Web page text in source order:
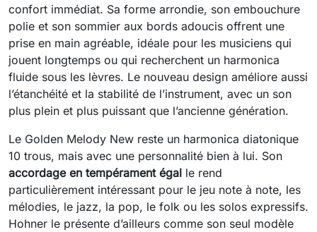
confort immédiat. Sa forme arrondie, son embouchure
polie et son sommier aux bords adoucis offrent une
prise en main agréable, idéale pour les musiciens qui
jouent longtemps ou qui recherchent un harmonica
fluide sous les lèvres. Le nouveau design améliore aussi
l’étanchéité et la stabilité de l’instrument, avec un son
plus plein et plus puissant que l’ancienne génération.
Le Golden Melody New reste un harmonica diatonique
10 trous, mais avec une personnalité bien à lui. Son
accordage en tempérament égal le rend
particulièrement intéressant pour le jeu note à note, les
mélodies, le jazz, la pop, le folk ou les solos expressifs.
Hohner le présente d’ailleurs comme son seul modèle